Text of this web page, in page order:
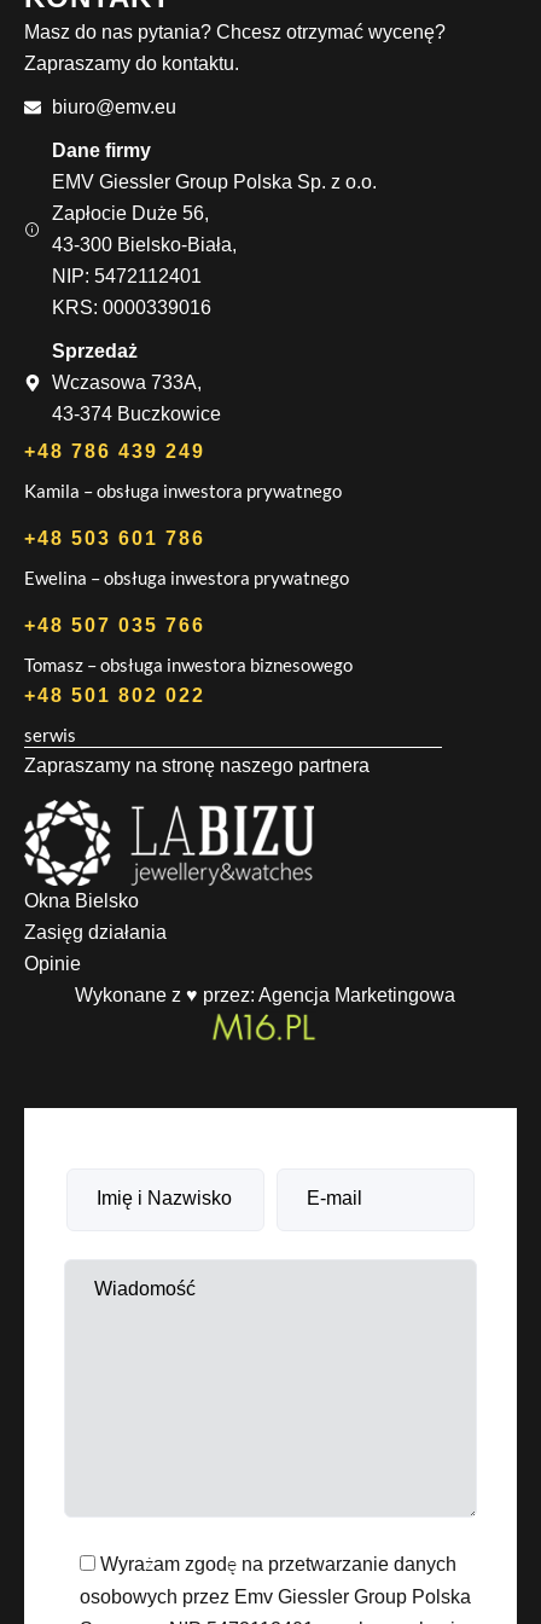
Masz do nas pytania? Chcesz otrzymać wycenę?
Zapraszamy do kontaktu.
biuro@emv.eu
Dane firmy
EMV Giessler Group Polska Sp. z o.o.
Zapłocie Duże 56,
43-300 Bielsko-Biała,
NIP: 5472112401
KRS: 0000339016
Sprzedaż
Wczasowa 733A,
43-374 Buczkowice
+48 786 439 249
Kamila – obsługa inwestora prywatnego
+48 503 601 786
Ewelina – obsługa inwestora prywatnego
+48 507 035 766
Tomasz – obsługa inwestora biznesowego
+48 501 802 022
serwis
Zapraszamy na stronę naszego partnera
Okna Bielsko
Zasięg działania
Opinie
Wykonane z ♥ przez: Agencja Marketingowa
Wyrażam zgodę na przetwarzanie danych
osobowych przez Emv Giessler Group Polska